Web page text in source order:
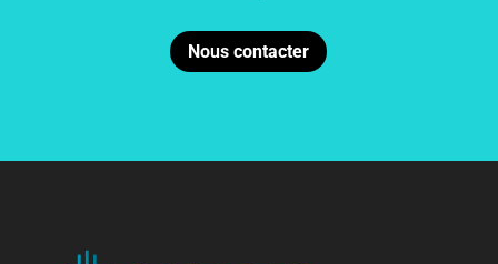
Nous contacter